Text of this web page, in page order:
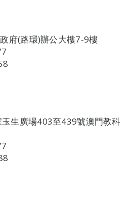
府(路環)辦公大樓7-9樓
生廣場403至439號澳門教科